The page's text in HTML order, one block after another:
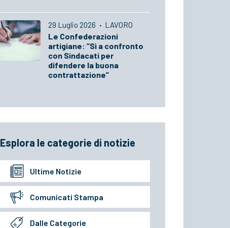
29 Luglio 2026 · LAVORO
Le Confederazioni
artigiane: “Sì a confronto
con Sindacati per
difendere la buona
contrattazione”
Esplora le categorie di notizie
Ultime Notizie
Comunicati Stampa
Dalle Categorie